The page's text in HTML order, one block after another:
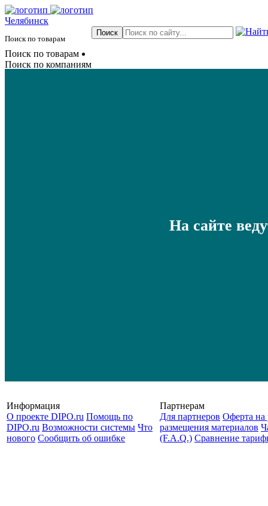
Челябинск
Поиск по товарам
Поиск по товарам
Поиск по компаниям
На сайте
Информация
О проекте DIPO.ru Помощь по
DIPO.ru Возможности системы Что
нового Сообщить об ошибке
Партнерам
Для партнеров Оферта на
размещения материалов
(F.A.Q.) Cравнение